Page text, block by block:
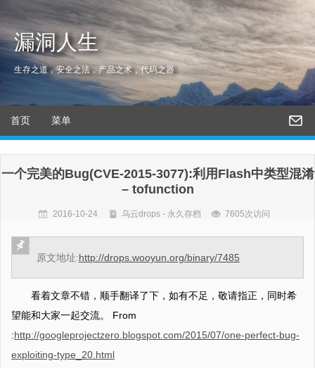
漏洞人生
生存之道，安全之法，产品之术，代码之器
首页 菜单
一个完美的Bug(CVE-2015-3077):利用Flash中类型混淆
– tofunction
2016-10-24 乌云drops - 永久存档 7605次访问
原文地址:http://drops.wooyun.org/binary/7485
看着文章不错，顺手翻译了下，如有不足，敬请指正，同时希
望能和大家一起交流。 From
:http://googleprojectzero.blogspot.com/2015/07/one-perfect-bug-
exploiting-type_20.html